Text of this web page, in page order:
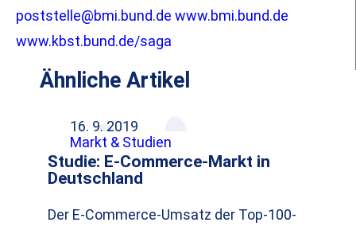
poststelle@bmi.bund.de www.bmi.bund.de
www.kbst.bund.de/saga
Ähnliche Artikel
16. 9. 2019
Markt & Studien
Studie: E-Commerce-Markt in
Deutschland
Der E-Commerce-Umsatz der Top-100-